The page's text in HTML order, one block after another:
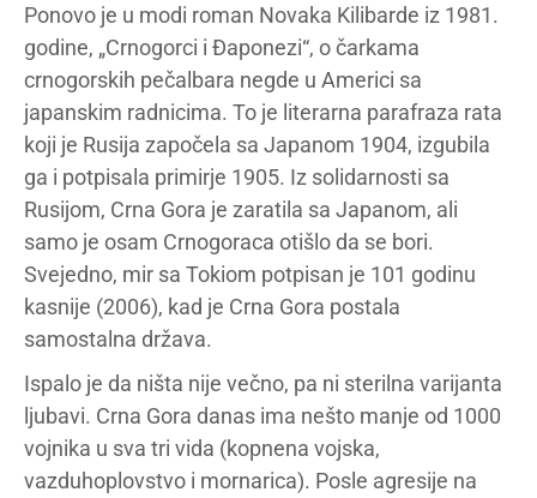
Ponovo je u modi roman Novaka Kilibarde iz 1981.
godine, „Crnogorci i Đaponezi“, o čarkama
crnogorskih pečalbara negde u Americi sa
japanskim radnicima. To je literarna parafraza rata
koji je Rusija započela sa Japanom 1904, izgubila
ga i potpisala primirje 1905. Iz solidarnosti sa
Rusijom, Crna Gora je zaratila sa Japanom, ali
samo je osam Crnogoraca otišlo da se bori.
Svejedno, mir sa Tokiom potpisan je 101 godinu
kasnije (2006), kad je Crna Gora postala
samostalna država.
Ispalo je da ništa nije večno, pa ni sterilna varijanta
ljubavi. Crna Gora danas ima nešto manje od 1000
vojnika u sva tri vida (kopnena vojska,
vazduhoplovstvo i mornarica). Posle agresije na